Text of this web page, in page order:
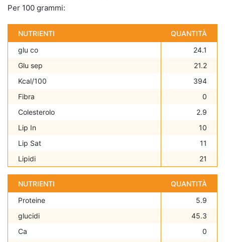
Per 100 grammi:
NUTRIENTI
QUANTITÀ
glu co
24.1
Glu sep
21.2
Kcal/100
394
Fibra
0
Colesterolo
2.9
Lip In
10
Lip Sat
11
Lipidi
21
NUTRIENTI
QUANTITÀ
Proteine
5.9
glucidi
45.3
Ca
0